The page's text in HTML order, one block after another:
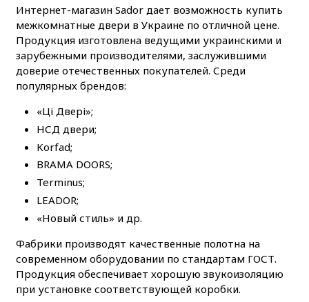
Интернет-магазин Sador дает возможность купить
межкомнатные двери в Украине по отличной цене.
Продукция изготовлена ведущими украинскими и
зарубежными производителями, заслужившими
доверие отечественных покупателей. Среди
популярных брендов:
«Ці Двері»;
НСД двери;
Korfad;
BRAMA DOORS;
Terminus;
LEADOR;
«Новый стиль» и др.
Фабрики производят качественные полотна на
современном оборудовании по стандартам ГОСТ.
Продукция обеспечивает хорошую звукоизоляцию
при установке соответствующей коробки.